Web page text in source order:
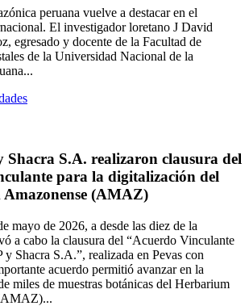
peruana vuelve a destacar en el
El investigador loretano J David
egresado y docente de la Facultad de
de la Universidad Nacional de la
Shacra S.A. realizaron clausura del
para la digitalización del
(AMAZ)
mayo de 2026, a desde las diez de la
a cabo la clausura del “Acuerdo Vinculante
Shacra S.A.”, realizada en Pevas con
acuerdo permitió avanzar en la
miles de muestras botánicas del Herbarium